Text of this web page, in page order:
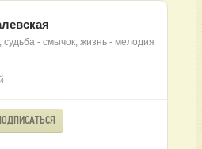
судьба - смычок, жизнь - мелодия